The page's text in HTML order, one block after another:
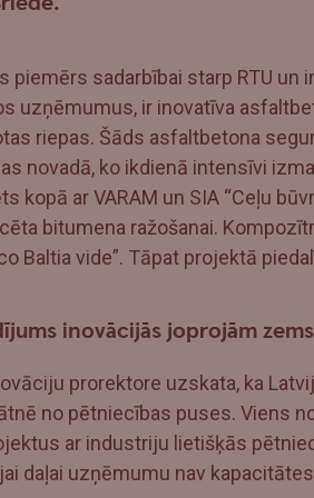
piemērs sadarbībai starp RTU un
uzņēmumus, ir inovatīva
riepas. Šāds asfaltbetona
novadā, ko ikdienā intensīvi
kopā ar VARAM un SIA “Ceļu
bitumena ražošanai.
Baltia vide”. Tāpat projektā
inovācijās joprojām zems
prorektore uzskata, ka
no pētniecības puses. Viens
ar industriju lietišķās
daļai uzņēmumu nav